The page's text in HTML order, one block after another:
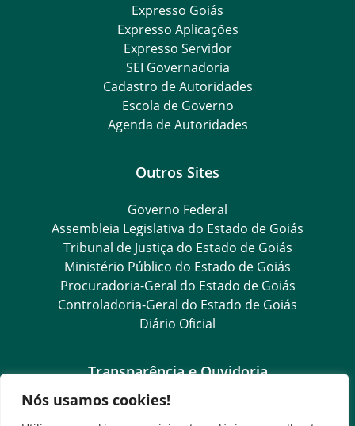
Nós usamos cookies!
Expresso Goiás
Expresso Aplicações
Expresso Servidor
SEI Governadoria
Cadastro de Autoridades
Escola de Governo
Agenda de Autoridades
Outros Sites
Governo Federal
Assembleia Legislativa do Estado de Goiás
Tribunal de Justiça do Estado de Goiás
Ministério Público do Estado de Goiás
Procuradoria-Geral do Estado de Goiás
Controladoria-Geral do Estado de Goiás
Diário Oficial
Transparência e Ouvidoria
LGPD